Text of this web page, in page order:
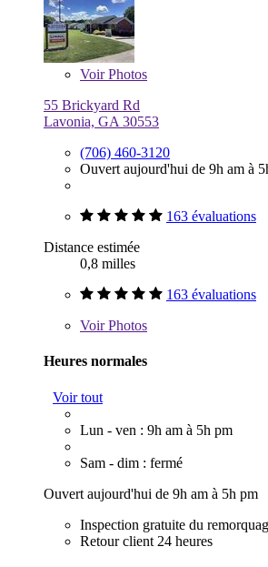
VoirPhotos
55 Brickyard Rd
Lavonia, GA 30553
(706) 460-3120
Ouvert aujourd'hui de 9h am à
163 évaluations
Distance estimée
0,8 milles
163 évaluations
VoirPhotos
Heures normales
Voir tout
Lun - ven : 9h am à 5h pm
Sam - dim : fermé
Ouvert aujourd'hui de 9h am à 5h pm
Inspection gratuite du
Retour client 24 heures